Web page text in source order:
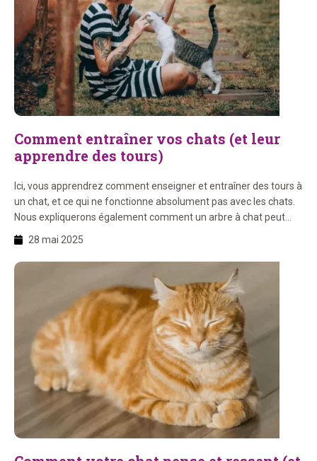
Comment entraîner vos chats (et leur
apprendre des tours)
Ici, vous apprendrez comment enseigner et entraîner des tours à
un chat, et ce qui ne fonctionne absolument pas avec les chats.
Nous expliquerons également comment un arbre à chat peut
aider dans l’entraînement des chats. Prêt à commencer avec
votre chat ? Sur cette page, vous apprendrez : 1. Les chats
peuvent-ils être entraînés […]
28 mai 2025